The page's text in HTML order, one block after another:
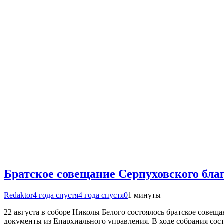
Братское совещание Серпуховского
Redaktor4 года спустя4 года спустя01 минуты
22 августа в соборе Николы Белого состоялось братское
документы из Епархиального управления. В ходе собрания